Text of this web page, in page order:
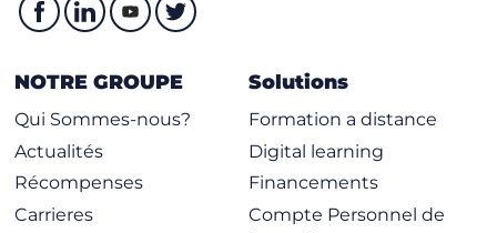
NOTRE GROUPE
Qui Sommes-nous?
Actualités
Récompenses
Carrieres
Solutions
Formation a distance
Digital learning
Financements
Compte Personnel de